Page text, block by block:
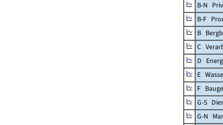
B-N
B-F
B
C
D
E
F
G-S
G-N